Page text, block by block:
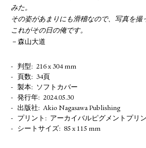
みた。
その姿があまりにも滑稽なので、写真を撮
これがその日の俺です。
－森山大道
判型
216 x 304 mm
頁数
34頁
製本
ソフトカバー
発行年
2024.05.30
出版社
Akio Nagasawa Publishing
プリント
アーカイバルピグメントプリ
シートサイズ
85 x 115 mm